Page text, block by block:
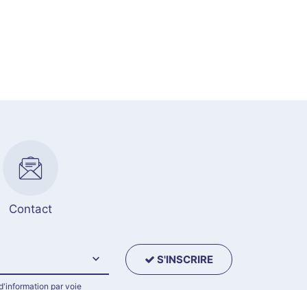
Contact
S'INSCRIRE
par voie